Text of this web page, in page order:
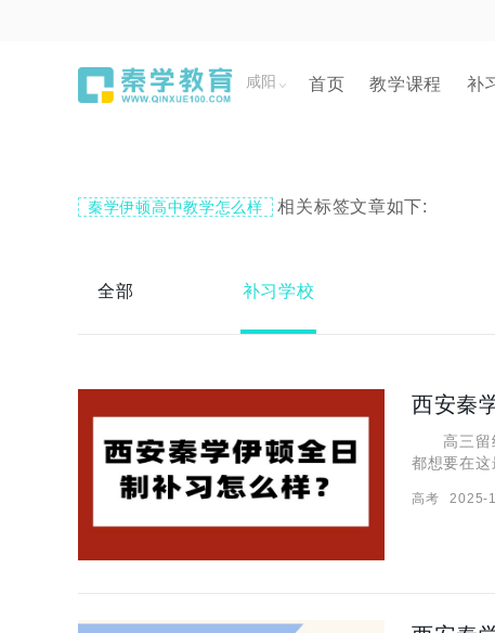
咸阳 首页 教学课程 补
秦学伊顿高中教学怎么样 相关标签文章如下:
全部 补习学校
西安秦
高三留给
都想要在这
家长咨询
高考 2025-